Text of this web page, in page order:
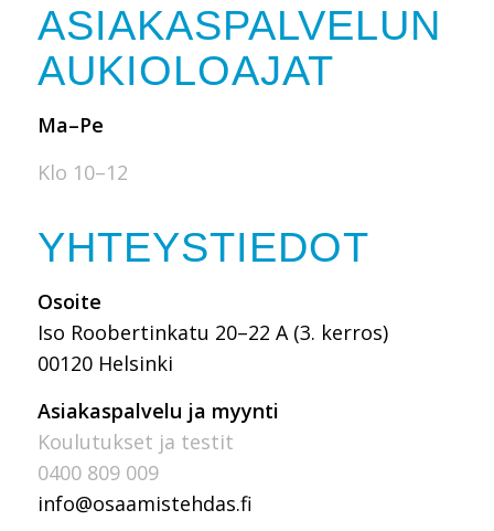
ASIAKASPALVELUN
AUKIOLOAJAT
Ma–Pe
Klo 10–12
YHTEYSTIEDOT
Osoite
Iso Roobertinkatu 20–22 A (3. kerros)
00120 Helsinki
Asiakaspalvelu ja myynti
Koulutukset ja testit
0400 809 009
info@osaamistehdas.fi